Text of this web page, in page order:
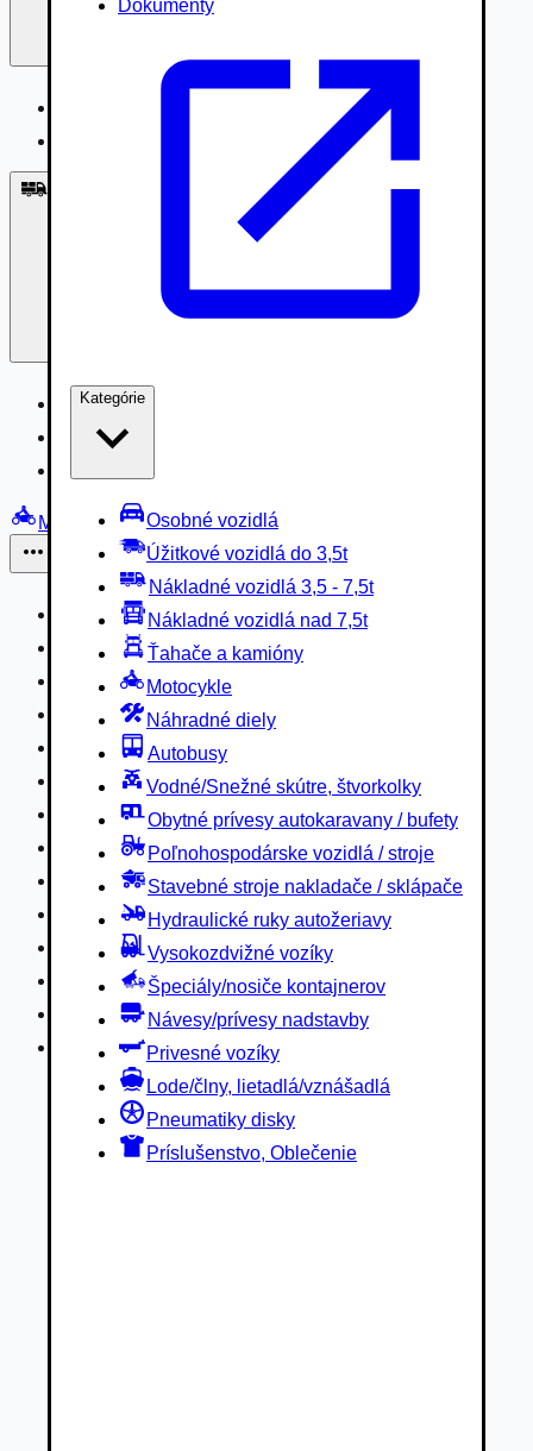
Dokumenty
Kategórie
Osobné vozidlá
Úžitkové vozidlá do 3,5t
Nákladné vozidlá 3,5 - 7,5t
Nákladné vozidlá nad 7,5t
Ťahače a kamióny
Motocykle
Náhradné diely
Autobusy
Vodné/Snežné skútre, štvorkolky
Obytné prívesy autokaravany / bufety
Poľnohospodárske vozidlá / stroje
Stavebné stroje nakladače / sklápače
Hydraulické ruky autožeriavy
Vysokozdvižné vozíky
Špeciály/nosiče kontajnerov
Návesy/prívesy nadstavby
Privesné vozíky
Lode/člny, lietadlá/vznášadlá
Pneumatiky disky
Príslušenstvo, Oblečenie
Nákladné vozidlá 3,5 - 7,5t
Nákladné vozidlá nad 7,5t
Motocykle
Náhradné diely
Autobusy
Vodné/Snežné skútre, štvorkolky
Obytné prívesy autokaravany / bufety
Poľnohospodárske vozidlá / stroje
Stavebné stroje nakladače / sklápače
Hydraulické ruky autožeriavy
Vysokozdvižné vozíky
Špeciály/nosiče kontajnerov
Návesy/prívesy nadstavby
Privesné vozíky
Lode/člny, lietadlá/vznášadlá
Pneumatiky disky
Príslušenstvo, Oblečenie